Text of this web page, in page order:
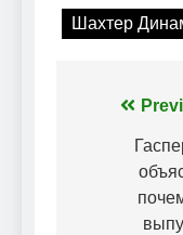
Шахтер
записів